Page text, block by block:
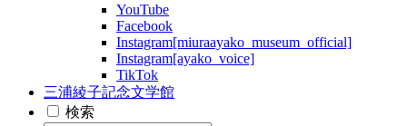
YouTube
Facebook
Instagram[miuraayako_museum_official]
Instagram[ayako_voice]
TikTok
三浦綾子記念文学館
検索